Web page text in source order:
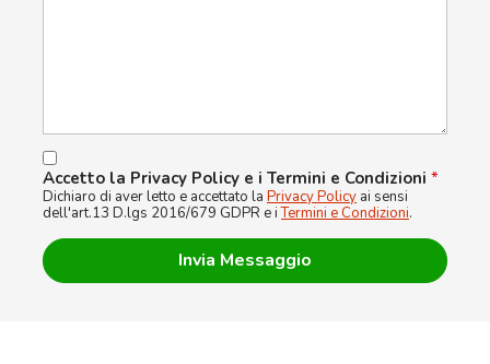
Accetto la Privacy Policy e i Termini e Condizioni *
Dichiaro di aver letto e accettato la Privacy Policy ai sensi
dell'art.13 D.lgs 2016/679 GDPR e iTermini e Condizioni.